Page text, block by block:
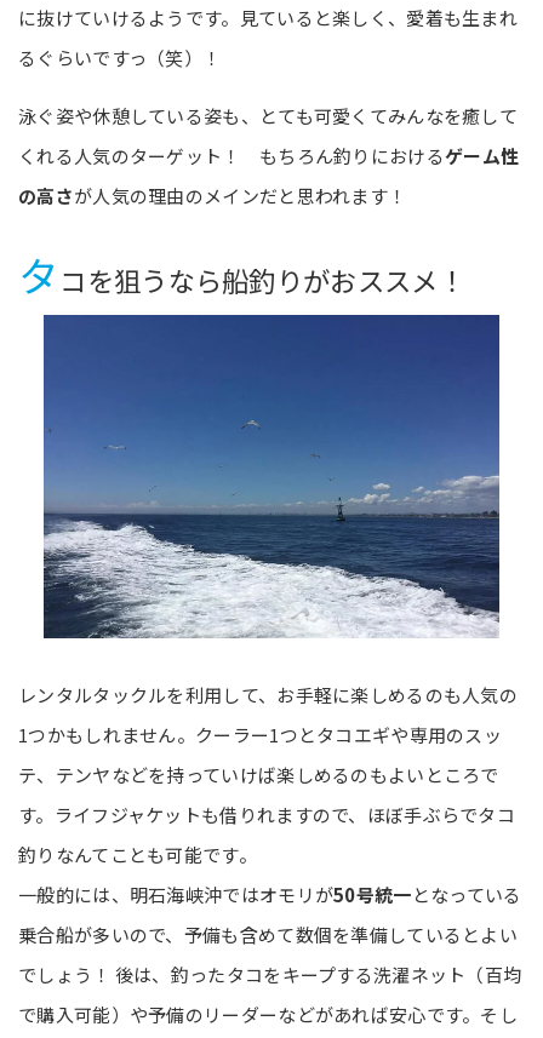
に抜けていけるようです。見ていると楽しく、愛着も生まれ
るぐらいですっ（笑）！
泳ぐ姿や休憩している姿も、とても可愛くてみんなを癒して
くれる人気のターゲット！ もちろん釣りにおけるゲーム性
の高さが人気の理由のメインだと思われます！
タ コを狙うなら船釣りがおススメ！
レンタルタックルを利用して、お手軽に楽しめるのも人気の
1つかもしれません。クーラー1つとタコエギや専用のスッ
テ、テンヤなどを持っていけば楽しめるのもよいところで
す。ライフジャケットも借りれますので、ほぼ手ぶらでタコ
釣りなんてことも可能です。
一般的には、明石海峡沖ではオモリが50号統一となっている
乗合船が多いので、予備も含めて数個を準備しているとよい
でしょう！ 後は、釣ったタコをキープする洗濯ネット（百均
で購入可能）や予備のリーダーなどがあれば安心です。そし